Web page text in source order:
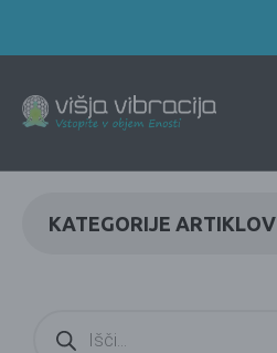
KATEGORIJE ARTIKLOV
search